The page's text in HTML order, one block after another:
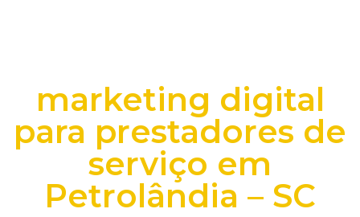
marketing digital
para prestadores de
serviço em
Petrolândia – SC